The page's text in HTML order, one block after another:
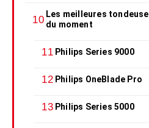
Les meilleures
du moment
Philips Series 9000
Philips OneBlade Pro
Philips Series 5000